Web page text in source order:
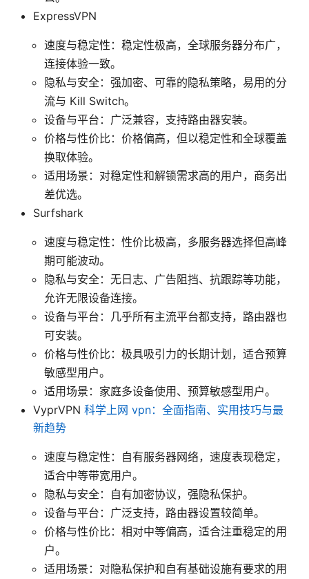
ExpressVPN
速度与稳定性：稳定性极高，全球服务器分布广，
连接体验一致。
隐私与安全：强加密、可靠的隐私策略，易用的分
流与 Kill Switch。
设备与平台：广泛兼容，支持路由器安装。
价格与性价比：价格偏高，但以稳定性和全球覆盖
换取体验。
适用场景：对稳定性和解锁需求高的用户，商务出
差优选。
Surfshark
速度与稳定性：性价比极高，多服务器选择但高峰
期可能波动。
隐私与安全：无日志、广告阻挡、抗跟踪等功能，
允许无限设备连接。
设备与平台：几乎所有主流平台都支持，路由器也
可安装。
价格与性价比：极具吸引力的长期计划，适合预算
敏感型用户。
适用场景：家庭多设备使用、预算敏感型用户。
VyprVPN 科学上网 vpn：全面指南、实用技巧与最
新趋势
速度与稳定性：自有服务器网络，速度表现稳定，
适合中等带宽用户。
隐私与安全：自有加密协议，强隐私保护。
设备与平台：广泛支持，路由器设置较简单。
价格与性价比：相对中等偏高，适合注重稳定的用
户。
适用场景：对隐私保护和自有基础设施有要求的用